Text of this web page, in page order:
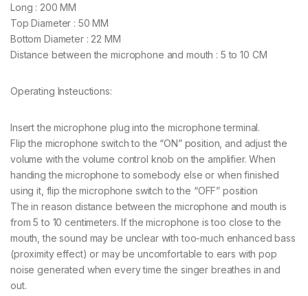
Long : 200 MM
Top Diameter : 50 MM
Bottom Diameter : 22 MM
Distance between the microphone and mouth : 5 to 10 CM
Operating Insteuctions:
Insert the microphone plug into the microphone terminal.
Flip the microphone switch to the “ON” position, and adjust the
volume with the volume control knob on the amplifier. When
handing the microphone to somebody else or when finished
using it, flip the microphone switch to the “OFF” position
The in reason distance between the microphone and mouth is
from 5 to 10 centimeters. If the microphone is too close to the
mouth, the sound may be unclear with too-much enhanced bass
(proximity effect) or may be uncomfortable to ears with pop
noise generated when every time the singer breathes in and
out.